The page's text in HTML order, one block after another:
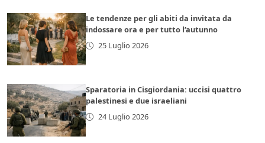
Le tendenze per gli abiti da invitata da
indossare ora e per tutto l’autunno
25 Luglio 2026
Sparatoria in Cisgiordania: uccisi quattro
palestinesi e due israeliani
24 Luglio 2026